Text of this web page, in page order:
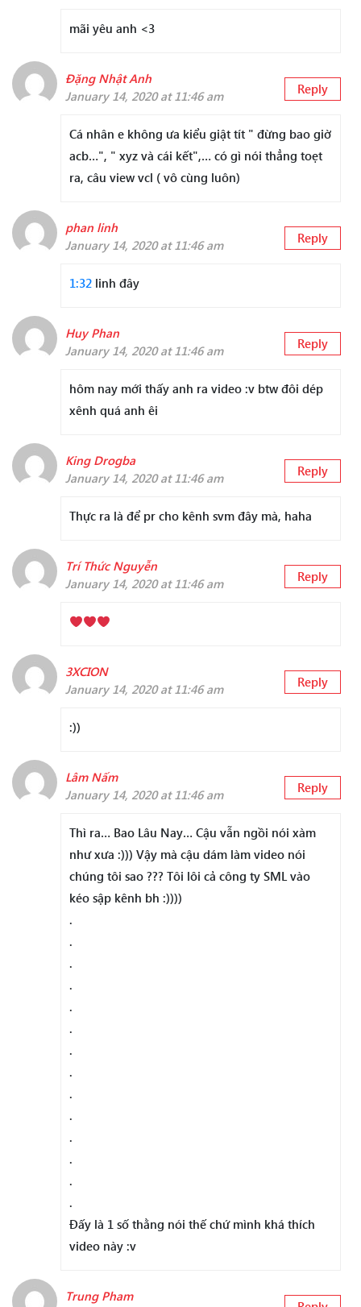
mãi yêu anh <3
Đặng Nhật Anh
January 14, 2020 at 11:46 am
Reply
Cá nhân e không ưa kiểu giật tít " đừng bao giờ
acb…", " xyz và cái kết",… có gì nói thẳng toẹt
ra, câu view vcl ( vô cùng luôn)
phan linh
January 14, 2020 at 11:46 am
Reply
1:32 linh đây
Huy Phan
January 14, 2020 at 11:46 am
Reply
hôm nay mới thấy anh ra video :v btw đôi dép
xênh quá anh êi
King Drogba
January 14, 2020 at 11:46 am
Reply
Thực ra là để pr cho kênh svm đây mà, haha
Trí Thức Nguyễn
January 14, 2020 at 11:46 am
Reply
3XCION
January 14, 2020 at 11:46 am
Reply
:))
Lâm Nấm
January 14, 2020 at 11:46 am
Reply
Thì ra… Bao Lâu Nay… Cậu vẫn ngồi nói xàm
như xưa :))) Vậy mà cậu dám làm video nói
chúng tôi sao ??? Tôi lôi cả công ty SML vào
kéo sập kênh bh :))))
.
.
.
.
.
.
.
.
.
.
.
.
.
.
Đấy là 1 số thằng nói thế chứ mình khá thích
video này :v
Trung Pham